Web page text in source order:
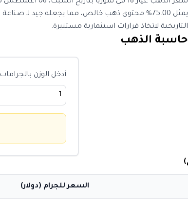
التاريخية لاتخاذ قرارات استثمارية مستنيرة.
حاسبة الذهب
أدخل الوزن بالجرامات
السعر للجرام (دولار)